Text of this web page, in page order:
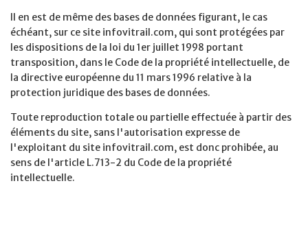
Il en est de même des bases de données figurant, le cas
échéant, sur ce site infovitrail.com, qui sont protégées par
les dispositions de la loi du 1er juillet 1998 portant
transposition, dans le Code de la propriété intellectuelle, de
la directive européenne du 11 mars 1996 relative à la
protection juridique des bases de données.
Toute reproduction totale ou partielle effectuée à partir des
éléments du site, sans l'autorisation expresse de
l'exploitant du site infovitrail.com, est donc prohibée, au
sens de l'article L.713-2 du Code de la propriété
intellectuelle.